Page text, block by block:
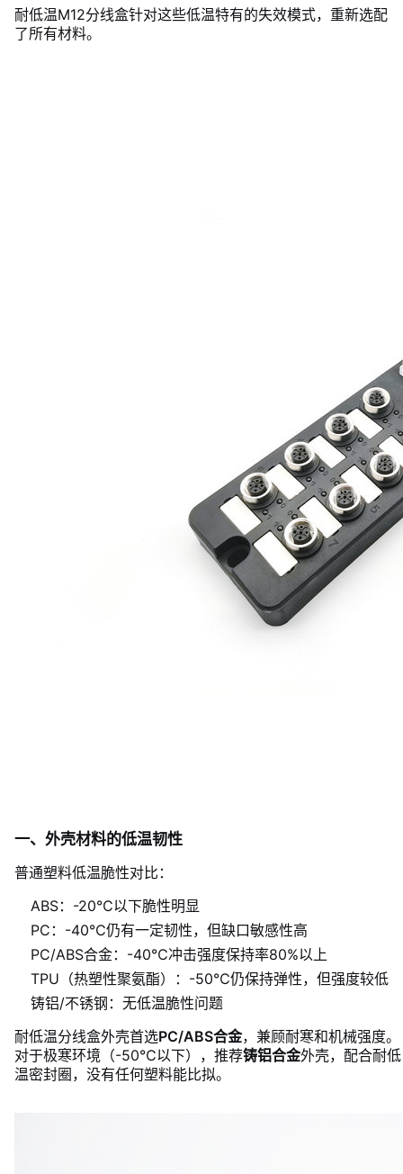
耐低温M12分线盒针对这些低温特有的失效模式，重新选配
了所有材料。
一、外壳材料的低温韧性
普通塑料低温脆性对比：
ABS：-20℃以下脆性明显
PC：-40℃仍有一定韧性，但缺口敏感性高
PC/ABS合金：-40℃冲击强度保持率80%以上
TPU（热塑性聚氨酯）：-50℃仍保持弹性，但强度较低
铸铝/不锈钢：无低温脆性问题
耐低温分线盒外壳首选PC/ABS合金，兼顾耐寒和机械强度。
对于极寒环境（-50℃以下），推荐铸铝合金外壳，配合耐低
温密封圈，没有任何塑料能比拟。